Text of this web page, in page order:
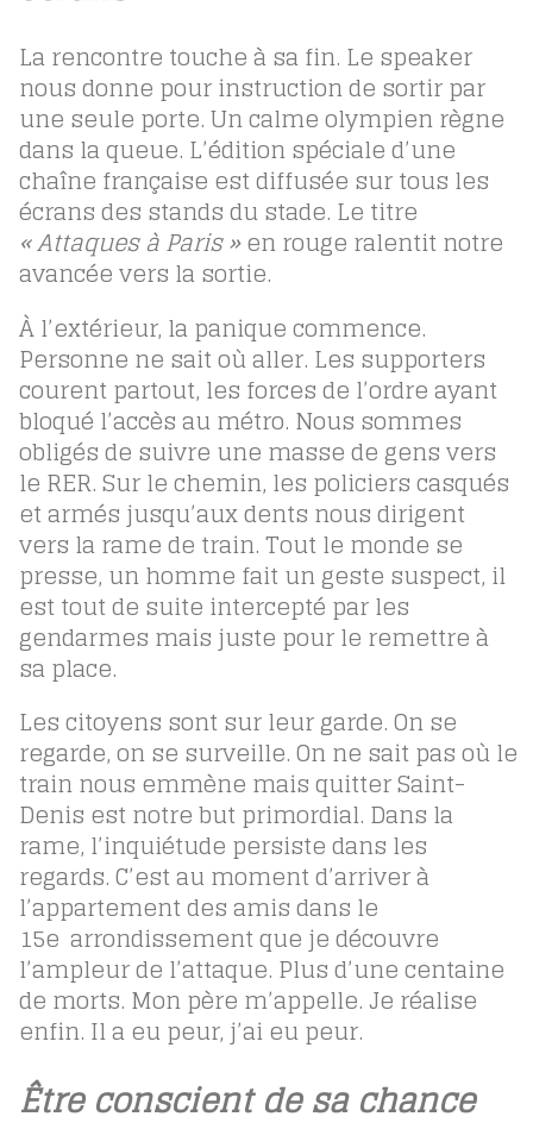
La rencontre touche à sa fin. Le speaker
nous donne pour instruction de sortir par
une seule porte. Un calme olympien règne
dans la queue. L’édition spéciale d’une
chaîne française est diffusée sur tous les
écrans des stands du stade. Le titre
« Attaques à Paris »en rouge ralentit notre
avancée vers la sortie.
À l’extérieur, la panique commence.
Personne ne sait où aller. Les supporters
courent partout, les forces de l’ordre ayant
bloqué l’accès au métro. Nous sommes
obligés de suivre une masse de gens vers
le RER. Sur le chemin, les policiers casqués
et armés jusqu’aux dents nous dirigent
vers la rame de train. Tout le monde se
presse, un homme fait un geste suspect, il
est tout de suite intercepté par les
gendarmes mais juste pour le remettre à
sa place.
Les citoyens sont sur leur garde. On se
regarde, on se surveille. On ne sait pas où le
train nous emmène mais quitter Saint-
Denis est notre but primordial. Dans la
rame, l’inquiétude persiste dans les
regards. C’est au moment d’arriver à
l’appartement des amis dans le
15e arrondissement que je découvre
l’ampleur de l’attaque. Plus d’une centaine
de morts. Mon père m’appelle. Je réalise
enfin. Il a eu peur, j’ai eu peur.
Être conscient de sa chance